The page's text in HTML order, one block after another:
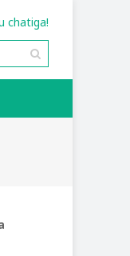
chatiga!